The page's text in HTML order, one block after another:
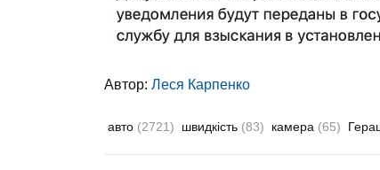
Автор: Леся Карпенко
авто (2721) швидкість (83) камера (65)